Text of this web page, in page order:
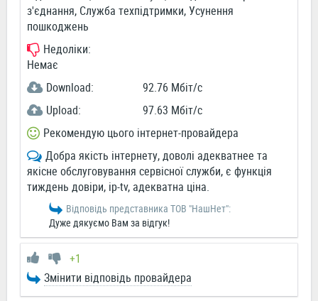
з'єднання, Служба техпідтримки, Усунення
пошкоджень
Недоліки:
Немає
Download:
92.76 Мбіт/c
Upload:
97.63 Мбіт/c
Рекомендую цього інтернет-провайдера
Добра якість інтернету, доволі адекватнее та
якісне обслуговування сервісної служби, є функція
тиждень довіри, ip-tv, адекватна ціна.
Відповідь представника ТОВ "НашНет":
Дуже дякуємо Вам за відгук!
+1
Змінити відповідь провайдера